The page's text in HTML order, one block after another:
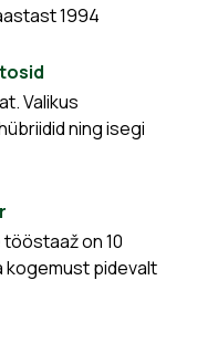
1994
Valikus
ning isegi
on 10
kogemust pidevalt